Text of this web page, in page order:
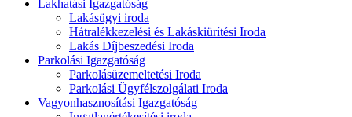
Lakhatási Igazgatóság
Lakásügyi iroda
Hátralékkezelési és Lakáskiürítési Iroda
Lakás Díjbeszedési Iroda
Parkolási Igazgatóság
Parkolásüzemeltetési Iroda
Parkolási Ügyfélszolgálati Iroda
Vagyonhasznosítási Igazgatóság